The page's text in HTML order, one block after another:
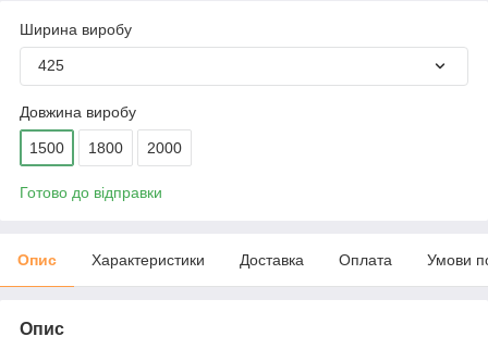
Ширина виробу
425
Довжина виробу
1500 1800 2000
Готово до відправки
Опис Характеристики Доставка Оплата Умови
Опис